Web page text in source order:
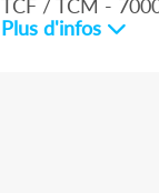
TCF / TCM -
Plus d'infos